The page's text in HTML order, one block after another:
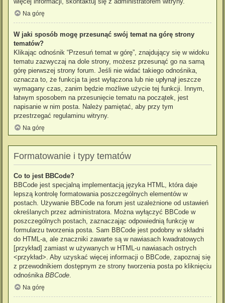
Na górę
W jaki sposób mogę przesunąć swój temat na górę strony
tematów?
Klikając odnośnik “Przesuń temat w górę”, znajdujący się w widoku
tematu zazwyczaj na dole strony, możesz przesunąć go na samą
górę pierwszej strony forum. Jeśli nie widać takiego odnośnika,
oznacza to, że funkcja ta jest wyłączona lub nie upłynął jeszcze
wymagany czas, zanim będzie możliwe użycie tej funkcji. Innym,
łatwym sposobem na przesunięcie tematu na początek, jest
napisanie w nim posta. Należy pamiętać, aby przy tym
przestrzegać regulaminu witryny.
Na górę
Formatowanie i typy tematów
Co to jest BBCode?
BBCode jest specjalną implementacją języka HTML, która daje
lepszą kontrolę formatowania poszczególnych elementów w
postach. Używanie BBCode na forum jest uzależnione od ustawień
określanych przez administratora. Można wyłączyć BBCode w
poszczególnych postach, zaznaczając odpowiednią funkcję w
formularzu tworzenia posta. Sam BBCode jest podobny w składni
do HTML-a, ale znaczniki zawarte są w nawiasach kwadratowych
[przykład] zamiast w używanych w HTML-u nawiasach ostrych
<przykład>. Aby uzyskać więcej informacji o BBCode, zapoznaj się
z przewodnikiem dostępnym ze strony tworzenia posta po kliknięciu
odnośnika BBCode.
Na górę